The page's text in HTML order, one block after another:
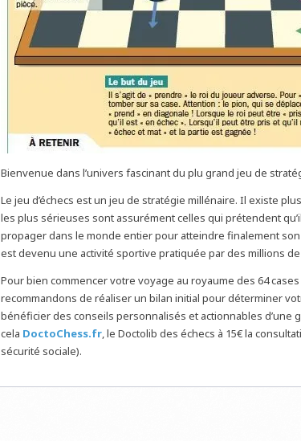
Bienvenue dans l’univers fascinant du plu grand jeu de
Le jeu d’échecs est un jeu de stratégie millénaire. Il existe
les plus sérieuses sont assurément celles qui prétendent
propager dans le monde entier pour atteindre finalement
est devenu une activité sportive pratiquée par des millions
Pour bien commencer votre voyage au royaume des 64
recommandons de réaliser un bilan initial pour déterminer
bénéficier des conseils personnalisés et actionnables d’une
cela DoctoChess.fr, le Doctolib des échecs à 15€ la
sécurité sociale).